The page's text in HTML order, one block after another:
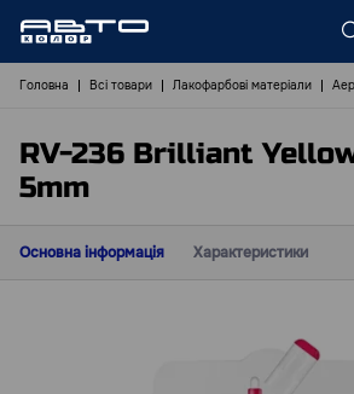
Головна Всі товари Лакофарбові матеріали
RV-236 Brilliant
5mm
Основна інформація Характеристики